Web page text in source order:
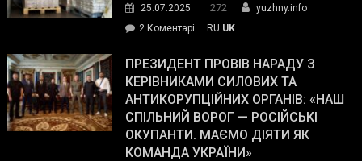
The
Street
Journal.
25.07.2025 272
yuzhny.info
2 Коментарі
Південному
працівникам
ОПЗ
з
матеріального
резерву
RU UK
ПРЕЗИДЕНТ ПРОВІВ НАРАДУ З
КЕРІВНИКАМИ СИЛОВИХ ТА
АНТИКОРУПЦІЙНИХ ОРГАНІВ: «НАШ
СПІЛЬНИЙ ВОРОГ — РОСІЙСЬКІ
ОКУПАНТИ. МАЄМО ДІЯТИ ЯК
КОМАНДА УКРАЇНИ»